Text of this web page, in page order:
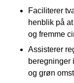
Faciliterer
henblik på
og fremme
Assisterer
og grøn